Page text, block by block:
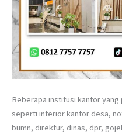
Beberapa institusi kantor yang
seperti interior kantor desa,
bumn, direktur, dinas, dpr,